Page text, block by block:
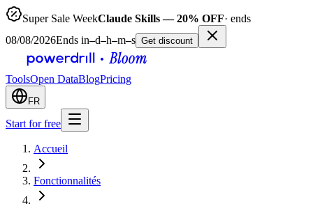
Super Sale WeekClaude Skills — 20% OFF· ends
08/08/2026Ends in–d–h–m–s Get discount
ToolsOpen DataBlogPricing
FR
Start for free
Accueil
Fonctionnalités